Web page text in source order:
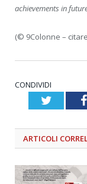
achievements in
(© 9Colonne –
CONDIVIDI
Twitter
ARTICOLI